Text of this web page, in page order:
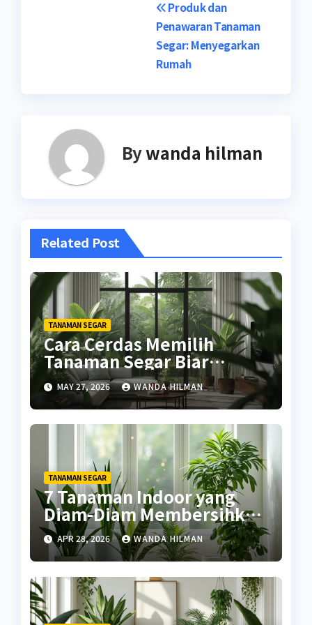
navigation
Produk dan
Penawaran Tanaman
Segar: Menyegarkan
Rumah
Bywanda hilman
Related Post
TANAMAN SEGAR
Cara Cerdas Memilih
Tanaman Segar Biar
Rumah Tampak Mewah
MAY 27, 2026 WANDA HILMAN
TANAMAN SEGAR
7 Tanaman Indoor yang
Diam-Diam Membersihkan
Udara
APR 28, 2026 WANDA HILMAN